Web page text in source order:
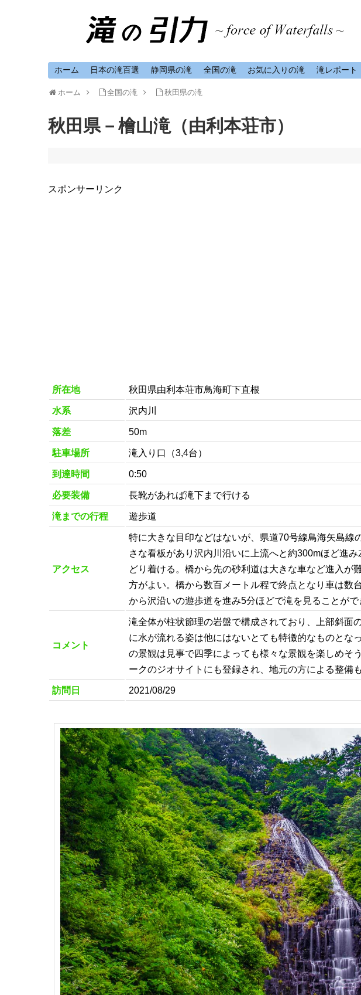
ホーム 日本の滝百選 静岡県の滝 全国の滝 お気に入りの滝 滝レポート
ホーム 全国の滝 秋田県の滝
秋田県－檜山滝（由利本荘市）
スポンサーリンク
所在地 秋田県由利本荘市鳥海町下直根
水系 沢内川
落差 50m
駐車場所 滝入り口（3,4台）
到達時間 0:50
必要装備 長靴があれば滝下まで行ける
滝までの行程 遊歩道
アクセス
特に大きな目印などはないが、県道70号線鳥海矢島線
さな看板があり沢内川沿いに上流へと約300mほど進
どり着ける。橋から先の砂利道は大きな車など進入が
方がよい。橋から数百メートル程で終点となり車は数
から沢沿いの遊歩道を進み5分ほどで滝を見ることがで
コメント
滝全体が柱状節理の岩盤で構成されており、上部斜面
に水が流れる姿は他にはないとても特徴的なものとな
の景観は見事で四季によっても様々な景観を楽しめそ
ークのジオサイトにも登録され、地元の方による整備
訪問日 2021/08/29